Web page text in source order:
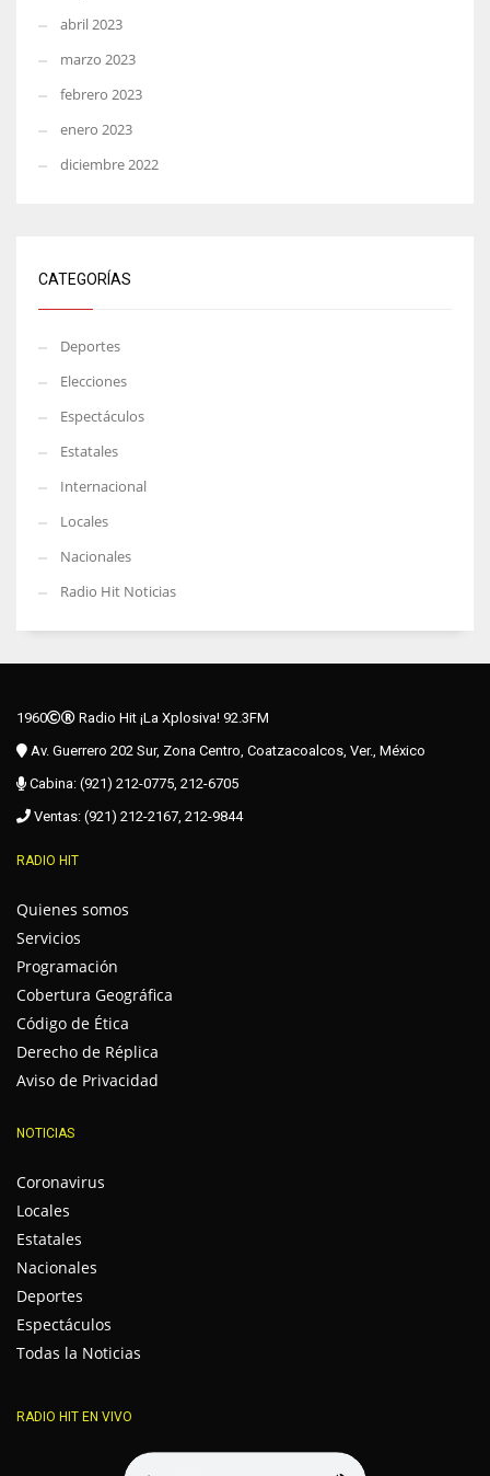
abril 2023
marzo 2023
febrero 2023
enero 2023
diciembre 2022
CATEGORÍAS
Deportes
Elecciones
Espectáculos
Estatales
Internacional
Locales
Nacionales
Radio Hit Noticias
1960
Radio Hit ¡La Xplosiva! 92.3FM
Av. Guerrero 202 Sur, Zona Centro, Coatzacoalcos, Ver., México
Cabina: (921) 212-0775, 212-6705
Ventas: (921) 212-2167, 212-9844
RADIO HIT
Quienes somos
Servicios
Programación
Cobertura Geográfica
Código de Ética
Derecho de Réplica
Aviso de Privacidad
NOTICIAS
Coronavirus
Locales
Estatales
Nacionales
Deportes
Espectáculos
Todas la Noticias
RADIO HIT EN VIVO